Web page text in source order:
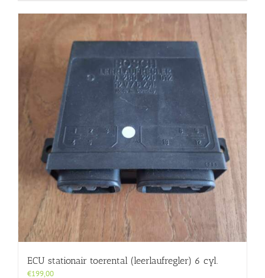
ECU stationair toerental (leerlaufregler) 6 cyl.
€199,00